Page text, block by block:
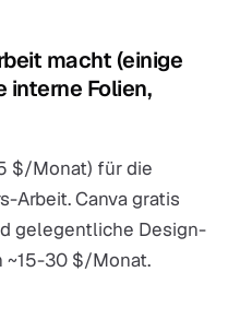
macht (einige
interne Folien,
$/Monat) für die
Arbeit. Canva gratis
gelegentliche Design-
~15-30 $/Monat.